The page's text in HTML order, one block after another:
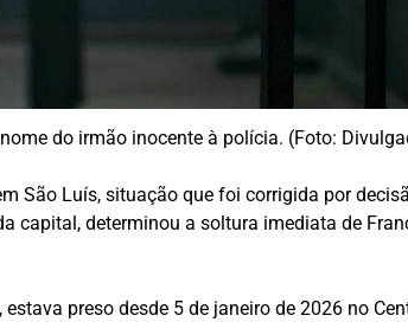
do irmão inocente à polícia. (Foto:
São Luís, situação que foi corrigida por
capital, determinou a soltura imediata de
preso desde 5 de janeiro de 2026 no